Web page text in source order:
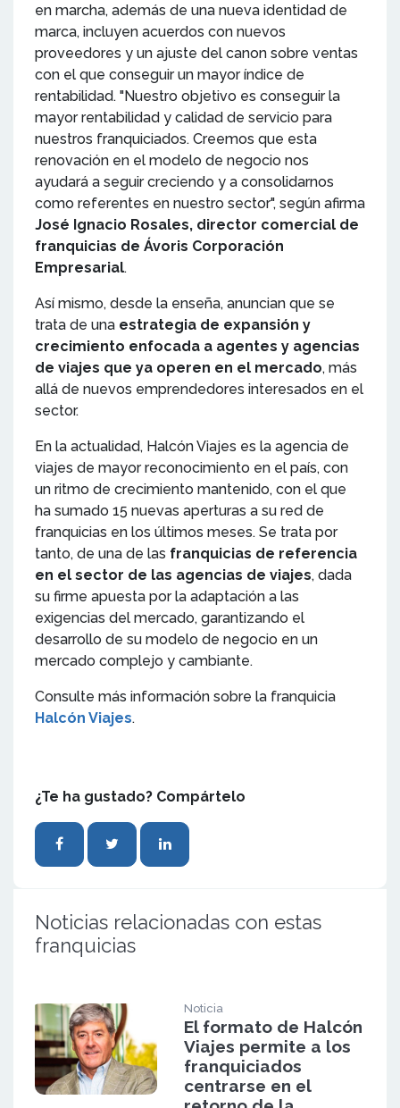
en marcha, además de una nueva identidad de
marca, incluyen acuerdos con nuevos
proveedores y un ajuste del canon sobre ventas
con el que conseguir un mayor índice de
rentabilidad. "Nuestro objetivo es conseguir la
mayor rentabilidad y calidad de servicio para
nuestros franquiciados. Creemos que esta
renovación en el modelo de negocio nos
ayudará a seguir creciendo y a consolidarnos
como referentes en nuestro sector", según afirma
José Ignacio Rosales, director comercial de
franquicias de Ávoris Corporación
Empresarial.
Así mismo, desde la enseña, anuncian que se
trata de una estrategia de expansión y
crecimiento enfocada a agentes y agencias
de viajes que ya operen en el mercado, más
allá de nuevos emprendedores interesados en el
sector.
En la actualidad, Halcón Viajes es la agencia de
viajes de mayor reconocimiento en el país, con
un ritmo de crecimiento mantenido, con el que
ha sumado 15 nuevas aperturas a su red de
franquicias en los últimos meses. Se trata por
tanto, de una de las franquicias de referencia
en el sector de las agencias de viajes, dada
su firme apuesta por la adaptación a las
exigencias del mercado, garantizando el
desarrollo de su modelo de negocio en un
mercado complejo y cambiante.
Consulte más información sobre la franquicia
Halcón Viajes.
¿Te ha gustado? Compártelo
Noticias relacionadas con estas
franquicias
Noticia
El formato de Halcón
Viajes permite a los
franquiciados
centrarse en el